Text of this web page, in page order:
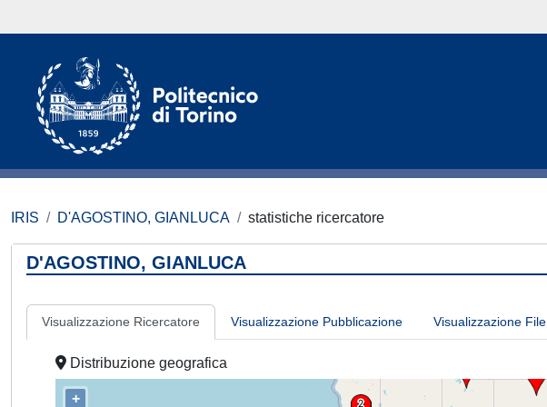
IRIS D'AGOSTINO, GIANLUCA statistiche ricercatore
D'AGOSTINO, GIANLUCA
Visualizzazione Ricercatore Visualizzazione Pubblicazione Visualizzazione File
Distribuzione geografica
+